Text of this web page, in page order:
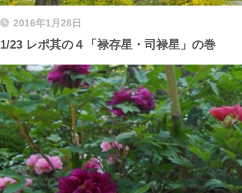
2016年1月28日
1/23 レポ其の４「禄存星・司禄星」の巻